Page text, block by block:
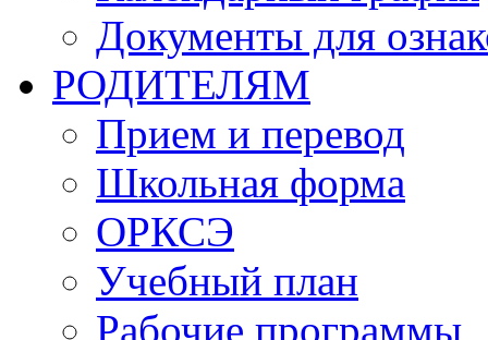
Документы для
РОДИТЕЛЯМ
Прием и перевод
Школьная форма
ОРКСЭ
Учебный план
Рабочие программы